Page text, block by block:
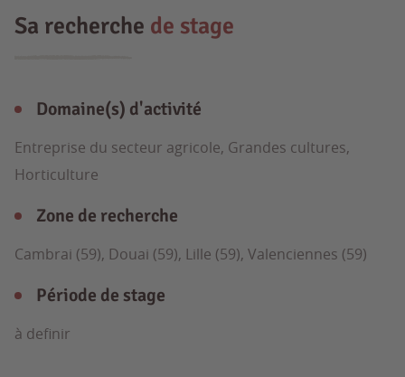
Sa recherche de stage
Domaine(s) d'activité
Entreprise du secteur agricole, Grandes cultures,
Horticulture
Zone de recherche
Cambrai (59), Douai (59), Lille (59), Valenciennes (59)
Période de stage
à definir